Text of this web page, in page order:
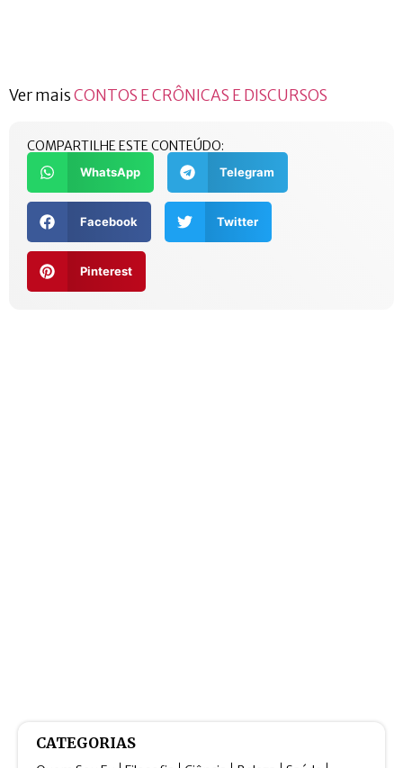
Ver maisCONTOS E CRÔNICAS E DISCURSOS
COMPARTILHE ESTE CONTEÚDO:
WhatsApp Telegram
Facebook Twitter
Pinterest
CATEGORIAS